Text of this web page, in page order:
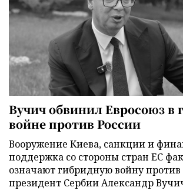
Вучич обвинил Евросоюз в
войне против России
Вооружение Киева, санкции и
поддержка со стороны стран ЕС
означают гибридную войну против
президент Сербии Александр